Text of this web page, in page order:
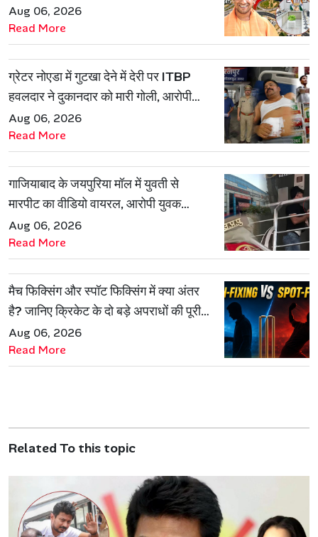
प्रोजेक्ट को मिली मंजूरी
Aug 06, 2026
Read More
ग्रेटर नोएडा में गुटखा देने में देरी पर ITBP
हवलदार ने दुकानदार को मारी गोली, आरोपी
गिरफ्तार
Aug 06, 2026
Read More
गाजियाबाद के जयपुरिया मॉल में युवती से
मारपीट का वीडियो वायरल, आरोपी युवक
हिरासत में
Aug 06, 2026
Read More
मैच फिक्सिंग और स्पॉट फिक्सिंग में क्या अंतर
है? जानिए क्रिकेट के दो बड़े अपराधों की पूरी
कहानी
Aug 06, 2026
Read More
Related To this topic